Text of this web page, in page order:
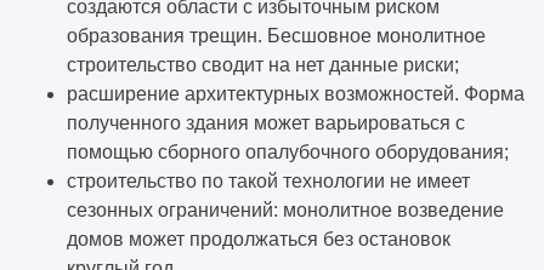
создаются области с избыточным риском
образования трещин. Бесшовное монолитное
строительство сводит на нет данные риски;
расширение архитектурных возможностей. Форма
полученного здания может варьироваться с
помощью сборного опалубочного оборудования;
строительство по такой технологии не имеет
сезонных ограничений: монолитное возведение
домов может продолжаться без остановок